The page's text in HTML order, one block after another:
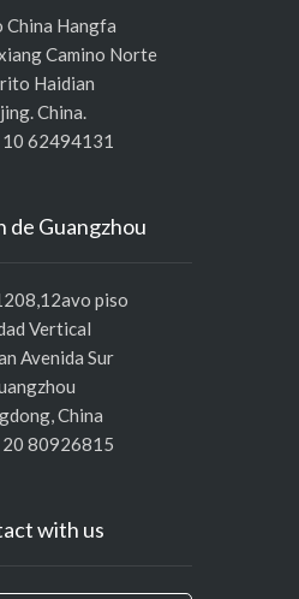
China Hangfa
Camino Norte
Haidian
China.
10 62494131
de Guangzhou
piso
Vertical
Avenida Sur
China
20 80926815
with us